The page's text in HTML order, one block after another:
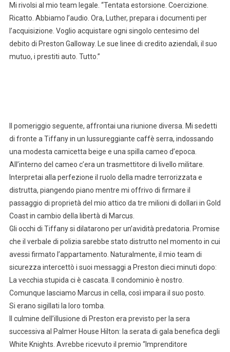
Mi rivolsi al mio team legale. “Tentata estorsione. Coercizione.
Ricatto. Abbiamo l’audio. Ora, Luther, prepara i documenti per
l’acquisizione. Voglio acquistare ogni singolo centesimo del
debito di Preston Galloway. Le sue linee di credito aziendali, il suo
mutuo, i prestiti auto. Tutto.”
Il pomeriggio seguente, affrontai una riunione diversa. Mi sedetti
di fronte a Tiffany in un lussureggiante caffè serra, indossando
una modesta camicetta beige e una spilla cameo d’epoca.
All’interno del cameo c’era un trasmettitore di livello militare.
Interpretai alla perfezione il ruolo della madre terrorizzata e
distrutta, piangendo piano mentre mi offrivo di firmare il
passaggio di proprietà del mio attico da tre milioni di dollari in Gold
Coast in cambio della libertà di Marcus.
Gli occhi di Tiffany si dilatarono per un’avidità predatoria. Promise
che il verbale di polizia sarebbe stato distrutto nel momento in cui
avessi firmato l’appartamento. Naturalmente, il mio team di
sicurezza intercettò i suoi messaggi a Preston dieci minuti dopo:
La vecchia stupida ci è cascata. Il condominio è nostro.
Comunque lasciamo Marcus in cella, così impara il suo posto.
Si erano sigillati la loro tomba.
Il culmine dell’illusione di Preston era previsto per la sera
successiva al Palmer House Hilton: la serata di gala benefica degli
White Knights. Avrebbe ricevuto il premio “Imprenditore